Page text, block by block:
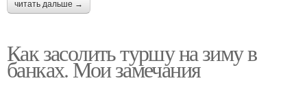
читать дальше →
Как засолить туршу на зиму в
банках. Мои замечания